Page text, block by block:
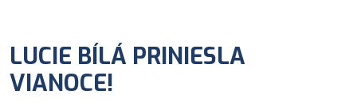
LUCIE BÍLÁ PRINIESLA
VIANOCE!